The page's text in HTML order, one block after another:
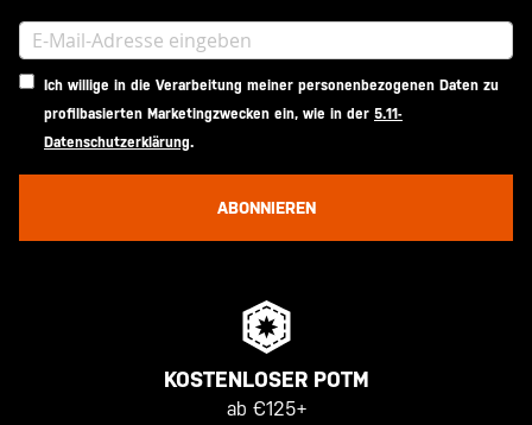
Ich willige in die Verarbeitung meiner personenbezogenen Daten zu
profilbasierten Marketingzwecken ein, wie in der 5.11-
Datenschutzerklärung.
ABONNIEREN
KOSTENLOSER POTM
ab €125+